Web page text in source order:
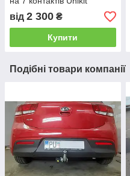
від 2 300 ₴
Купити
Подібні товари компанії